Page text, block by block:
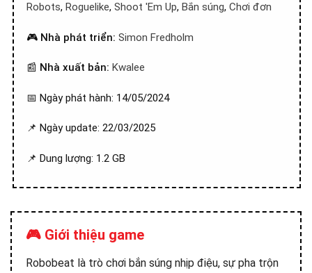
Robots, Roguelike, Shoot 'Em Up, Bắn súng, Chơi đơn
🎮 Nhà phát triển: Simon Fredholm
📰 Nhà xuất bản: Kwalee
📅 Ngày phát hành: 14/05/2024
📌 Ngày update: 22/03/2025
📌 Dung lượng: 1.2 GB
🎮 Giới thiệu game
Robobeat là trò chơi bắn súng nhịp điệu, sự pha trộn